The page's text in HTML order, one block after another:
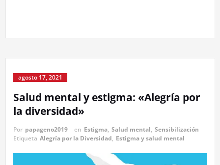
agosto 17, 2021
Salud mental y estigma: «Alegría por
la diversidad»
Por papageno2019 en Estigma, Salud mental, Sensibilización
Etiqueta Alegría por la Diversidad, Estigma y salud mental